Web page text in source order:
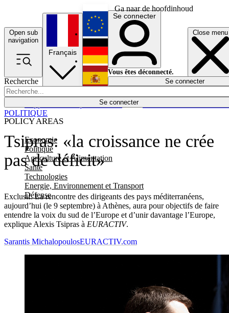
Ga naar de hoofdinhoud
Open sub
navigation
Close menu
Recherche
Se connecter
POLICY AREAS
Economie
Politique
Agriculture et Alimentation
Santé
Technologies
Energie, Environnement et Transport
Défense
Économie
Français
English
Deutsch
Español
Se connecter
Vous êtes déconnecté.
Se connecter
Tsipras: «la croissance ne crée
pas de déficit»
Exclusif. La rencontre des dirigeants des pays méditerranéens,
aujourd’hui (le 9 septembre) à Athènes, aura pour objectifs de faire
entendre la voix du sud de l’Europe et d’unir davantage l’Europe,
explique Alexis Tsipras à EURACTIV.
POLITIQUE
Sarantis MichalopoulosEURACTIV.com